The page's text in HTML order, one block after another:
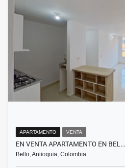
APARTAMENTO VENTA
EN VENTA APARTAMENTO EN BEL…
Bello, Antioquia, Colombia